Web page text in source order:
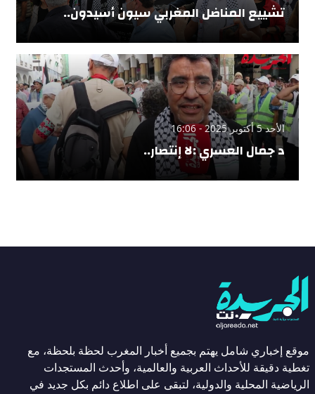
تشييع المناضل المغربي سيون أسيدون..
الأحد 5 أكتوبر 2025 - 16:06
د جمال العسري :لا إنتصار..
موقع إخباري شامل يهتم بجميع أخبار المغرب لحظة بلحظة، مع
تغطية دقيقة للأحداث العربية والعالمية، وأحدث المستجدات
الرياضية المحلية والدولية، لتبقى على اطلاع دائم بكل جديد في